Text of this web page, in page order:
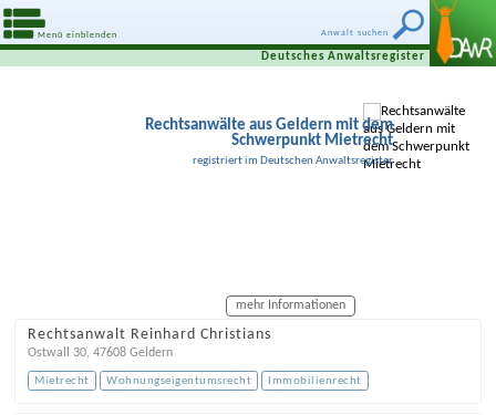
Anwalt suchen
Menü einblenden
Deutsches Anwaltsregister
Rechtsanwälte aus Geldern mit dem
Schwerpunkt Mietrecht
registriert im Deutschen Anwaltsregister
mehr Informationen
Rechtsanwalt Reinhard Christians
Ostwall 30, 47608 Geldern
Mietrecht Wohnungseigentumsrecht Immobilienrecht